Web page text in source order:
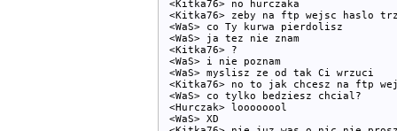
<Kitka76> no hurczaka
<Kitka76> zeby na ftp wejsc haslo
<WaS> co Ty kurwa pierdolisz
<WaS> ja tez nie znam
<Kitka76> ?
<WaS> i nie poznam
<WaS> myslisz ze od tak Ci wrzuci
<Kitka76> no to jak chcesz na ftp
<WaS> co tylko bedziesz chcial?
<Hurczak> loooooool
<WaS> XD